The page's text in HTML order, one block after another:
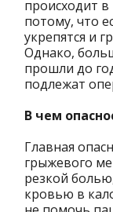
происходит в
потому, что
укрепятся и
Однако,
прошли до
подлежат
В чем
Главная
грыжевого
резкой
кровью в